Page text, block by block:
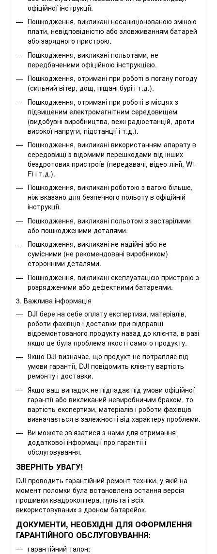
офіційної інструкції.
Пошкодження, викликані несанкціонованою зміною
плати, невідповідністю або зловживанням батарей
або зарядного пристрою.
Пошкодження, викликані польотами, не
передбаченими офіційною інструкцією.
Пошкодження, отримані при роботі в погану погоду
(сильний вітер, дощ, піщані бурі і т.д.).
Пошкодження, отримані при роботі в місцях з
підвищеним електромагнітним середовищем
(видобувні виробництва, вежі радіостанцій, дроти
високої напруги, підстанції і т.д.).
Пошкодження, викликані використанням апарату в
середовищі з відомими перешкодами від інших
бездротових пристроїв (передавачі, відео-лінії, Wi-
Fi і т.д.).
Пошкодження, викликані роботою з вагою більше,
ніж вказано для безпечного польоту в офіційній
інструкції.
Пошкодження, викликані польотом з застарілими
або пошкодженими деталями.
Пошкодження, викликані не надійні або не
сумісними (не рекомендовані виробником)
сторонніми деталями.
Пошкодження, викликані експлуатацією пристрою з
розрядженими або дефектними батареями.
3. Важлива інформація
DJI бере на себе оплату експертизи, матеріалів,
роботи фахівців і доставки при відправці
відремонтованого продукту назад до клієнта, в разі
якщо це була проблема якості самого продукту.
Якщо DJI визначає, що продукт не потрапляє під
умови гарантії, DJI повідомить клієнту вартість
ремонту і доставки.
Якщо ваш випадок не підпадає під умови офіційної
гарантії або викликаний невиробничим браком, то
вартість експертизи, матеріалів і роботи фахівців
визначається в залежності від характеру проблеми.
Ви можете зв’язатися з нами для отримання
додаткової інформації про гарантії і
обслуговування.
ЗВЕРНІТЬ УВАГУ!
DJI проводить гарантійний ремонт техніки, у якій на
момент поломки була встановлена остання версія
прошивки квадрокоптера, пульта і всіх
використовуваних з дроном батарейок.
ДОКУМЕНТИ, НЕОБХІДНІ ДЛЯ ОФОРМЛЕННЯ
ГАРАНТІЙНОГО ОБСЛУГОВУВАННЯ:
гарантійний талон;